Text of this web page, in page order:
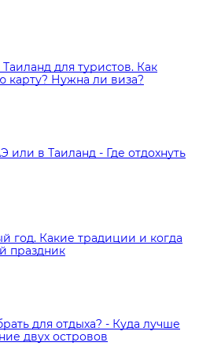
для туристов. Как
карту? Нужна ли виза?
или в Таиланд - Где отдохнуть
год. Какие традиции и когда
праздник
для отдыха? - Куда лучше
двух островов